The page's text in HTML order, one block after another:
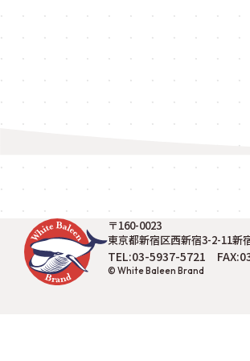
〒160-0023
東京都新宿区西新宿3-2-11新
TEL:03-5937-5721
© White Baleen Brand